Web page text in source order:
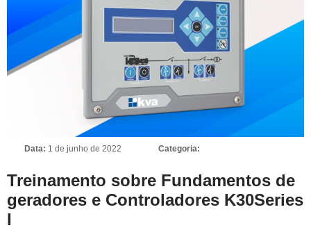
Data: 1 de junho de 2022 Categoria:
Treinamento sobre Fundamentos de
geradores e Controladores K30Series
I